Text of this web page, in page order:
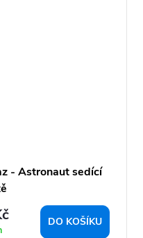
- Astronaut sedící
DO KOŠÍKU